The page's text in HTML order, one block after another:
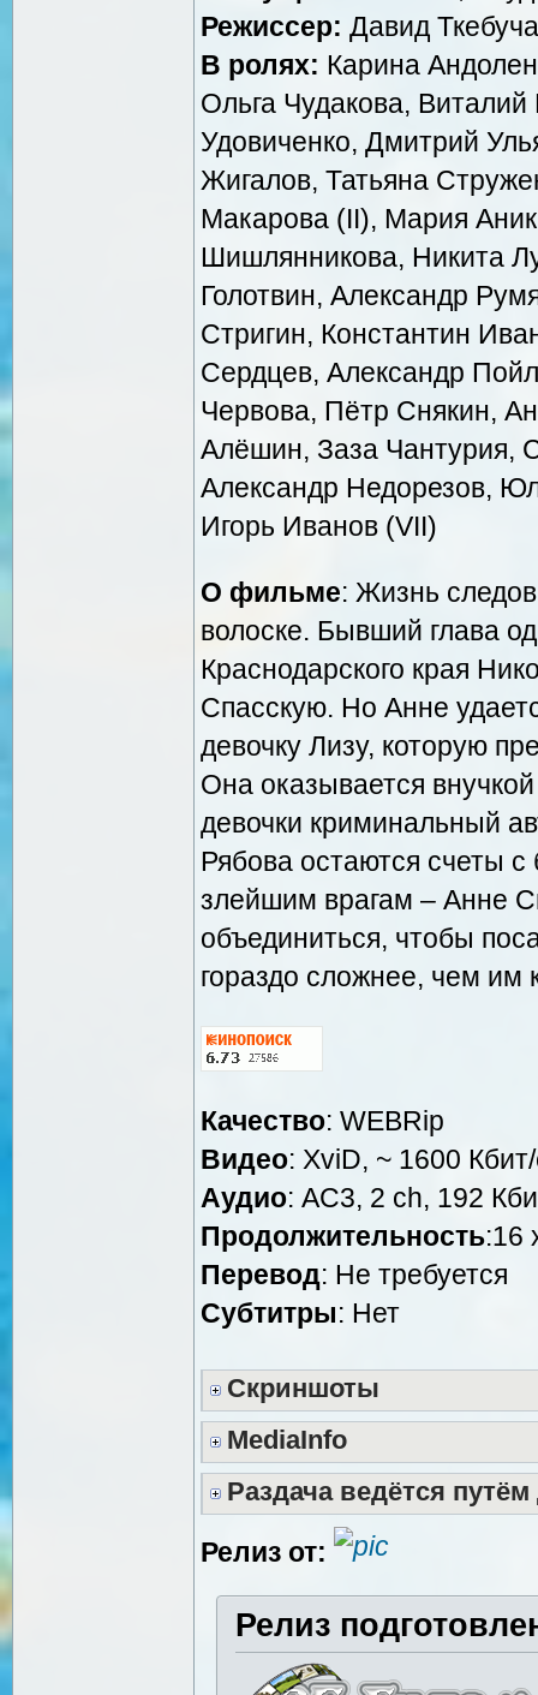
Режиссер: Давид
В ролях: Карина
Ольга Чудакова,
Удовиченко, Дмитрий
Жигалов, Татьяна
Макарова (II), Мария
Шишлянникова, Никита
Голотвин, Александр
Стригин, Константин
Сердцев, Александр
Червова, Пётр Снякин,
Алёшин, Заза Чантурия,
Александр Недорезов,
Игорь Иванов (VII)
О фильме: Жизнь
волоске. Бывший глава
Краснодарского края
Спасскую. Но Анне
девочку Лизу, которую
Она оказывается
девочки криминальный
Рябова остаются счеты
злейшим врагам – Анне
объединиться, чтобы
гораздо сложнее, чем им
Качество: WEBRip
Видео: XviD, ~ 1600
Аудио: AC3, 2 ch, 192
Продолжительность:16
Перевод: Не требуется
Субтитры: Нет
Скриншоты
MediaInfo
Раздача ведётся
Релиз от:
Релиз